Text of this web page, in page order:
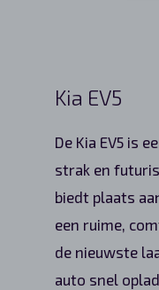
Kia EV5
De Kia EV5 is
strak en
biedt plaats
een ruime,
de nieuwste
auto snel